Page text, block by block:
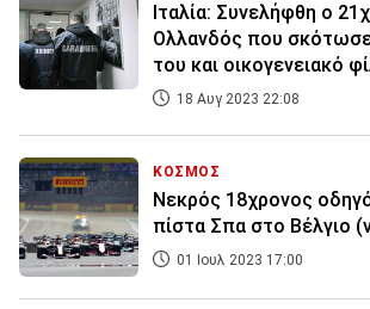
Ιταλία: Συνελήφθη ο
Ολλανδός που
του και οικογενειακό
18 Αυγ 2023 22:08
ΚΟΣΜΟΣ
Νεκρός 18χρονος
πίστα Σπα στο Βέλγιο
01 Ιουλ 2023 17:00